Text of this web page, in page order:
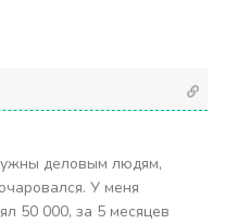
деловым людям,
У меня
50 000, за 5 месяцев